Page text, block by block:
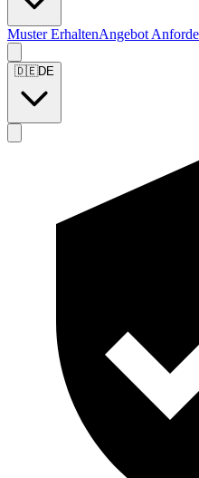
Muster ErhaltenAngebot
🇩🇪DE